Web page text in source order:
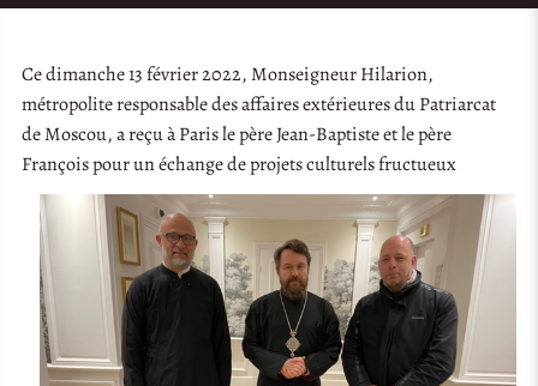
Ce dimanche 13 février 2022, Monseigneur Hilarion,
métropolite responsable des affaires extérieures du Patriarcat
de Moscou, a reçu à Paris le père Jean-Baptiste et le père
François pour un échange de projets culturels fructueux